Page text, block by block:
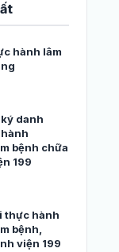
hành lâm
danh
bệnh chữa
199
thực hành
bệnh,
viện 199